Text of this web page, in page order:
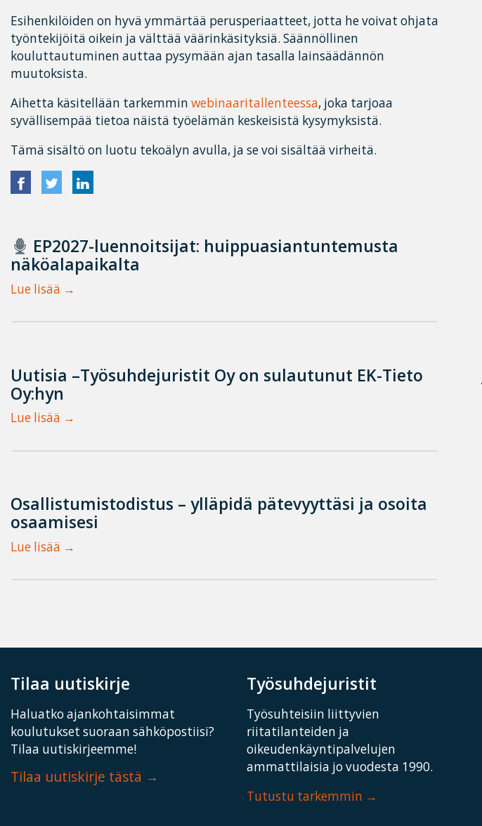
Esihenkilöiden on hyvä ymmärtää perusperiaatteet, jotta he voivat ohjata
työntekijöitä oikein ja välttää väärinkäsityksiä. Säännöllinen
kouluttautuminen auttaa pysymään ajan tasalla lainsäädännön
muutoksista.
Aihetta käsitellään tarkemmin webinaaritallenteessa, joka tarjoaa
syvällisempää tietoa näistä työelämän keskeisistä kysymyksistä.
Tämä sisältö on luotu tekoälyn avulla, ja se voi sisältää virheitä.
EP2027-luennoitsijat: huippuasiantuntemusta
näköalapaikalta
Lue lisää
Uutisia –Työsuhdejuristit Oy on sulautunut EK-Tieto
Oy:hyn
Lue lisää
Osallistumistodistus – ylläpidä pätevyyttäsi ja osoita
osaamisesi
Lue lisää
Tilaa uutiskirje
Haluatko ajankohtaisimmat
koulutukset suoraan sähköpostiisi?
Tilaa uutiskirjeemme!
Tilaa uutiskirje tästä
Työsuhdejuristit
Työsuhteisiin liittyvien
riitatilanteiden ja
oikeudenkäyntipalvelujen
ammattilaisia jo vuodesta 1990.
Tutustu tarkemmin